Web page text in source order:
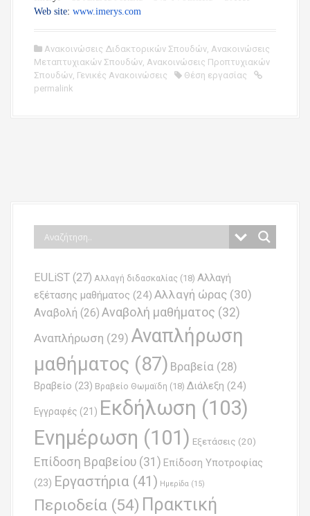
Web site: www.imerys.com
Ανακοινώσεις Διδακτορικών Σπουδών, Ανακοινώσεις
Μεταπτυχιακών Σπουδών, Ανακοινώσεις Προπτυχιακών
Σπουδών, Γενικές Ανακοινώσεις
Θέση εργασίας
permalink
EULiST (27) Αλλαγή διδασκαλίας (18) Αλλαγή
εξέτασης μαθήματος (24) Αλλαγή ώρας (30)
Αναβολή (26) Αναβολή μαθήματος (32)
Αναπλήρωση (29) Αναπλήρωση
μαθήματος (87) Βραβεία (28)
Βραβείο (23) Βραβείο Θωμαϊδη (18) Διάλεξη (24)
Εγγραφές (21) Εκδήλωση (103)
Ενημέρωση (101) Εξετάσεις (20)
Επίδοση Βραβείου (31) Επίδοση Υποτροφίας
(23) Εργαστήρια (41) Ημερίδα (15)
Περιοδεία (54) Πρακτική